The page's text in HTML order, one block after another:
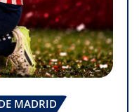
MADRID